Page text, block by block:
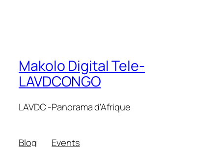
Makolo Digital Tele-
LAVDCONGO
LAVDC -Panorama d'Afrique
Blog Events